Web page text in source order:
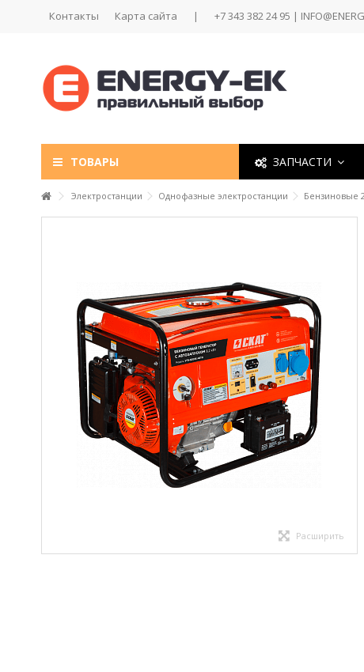
Контакты Карта сайта | +7 343 382 24 95 |
ТОВАРЫ ЗАПЧАСТИ
Электростанции Однофазные электростанции Бензиновые
Расширить